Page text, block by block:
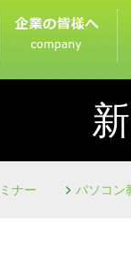
ナー パソコン